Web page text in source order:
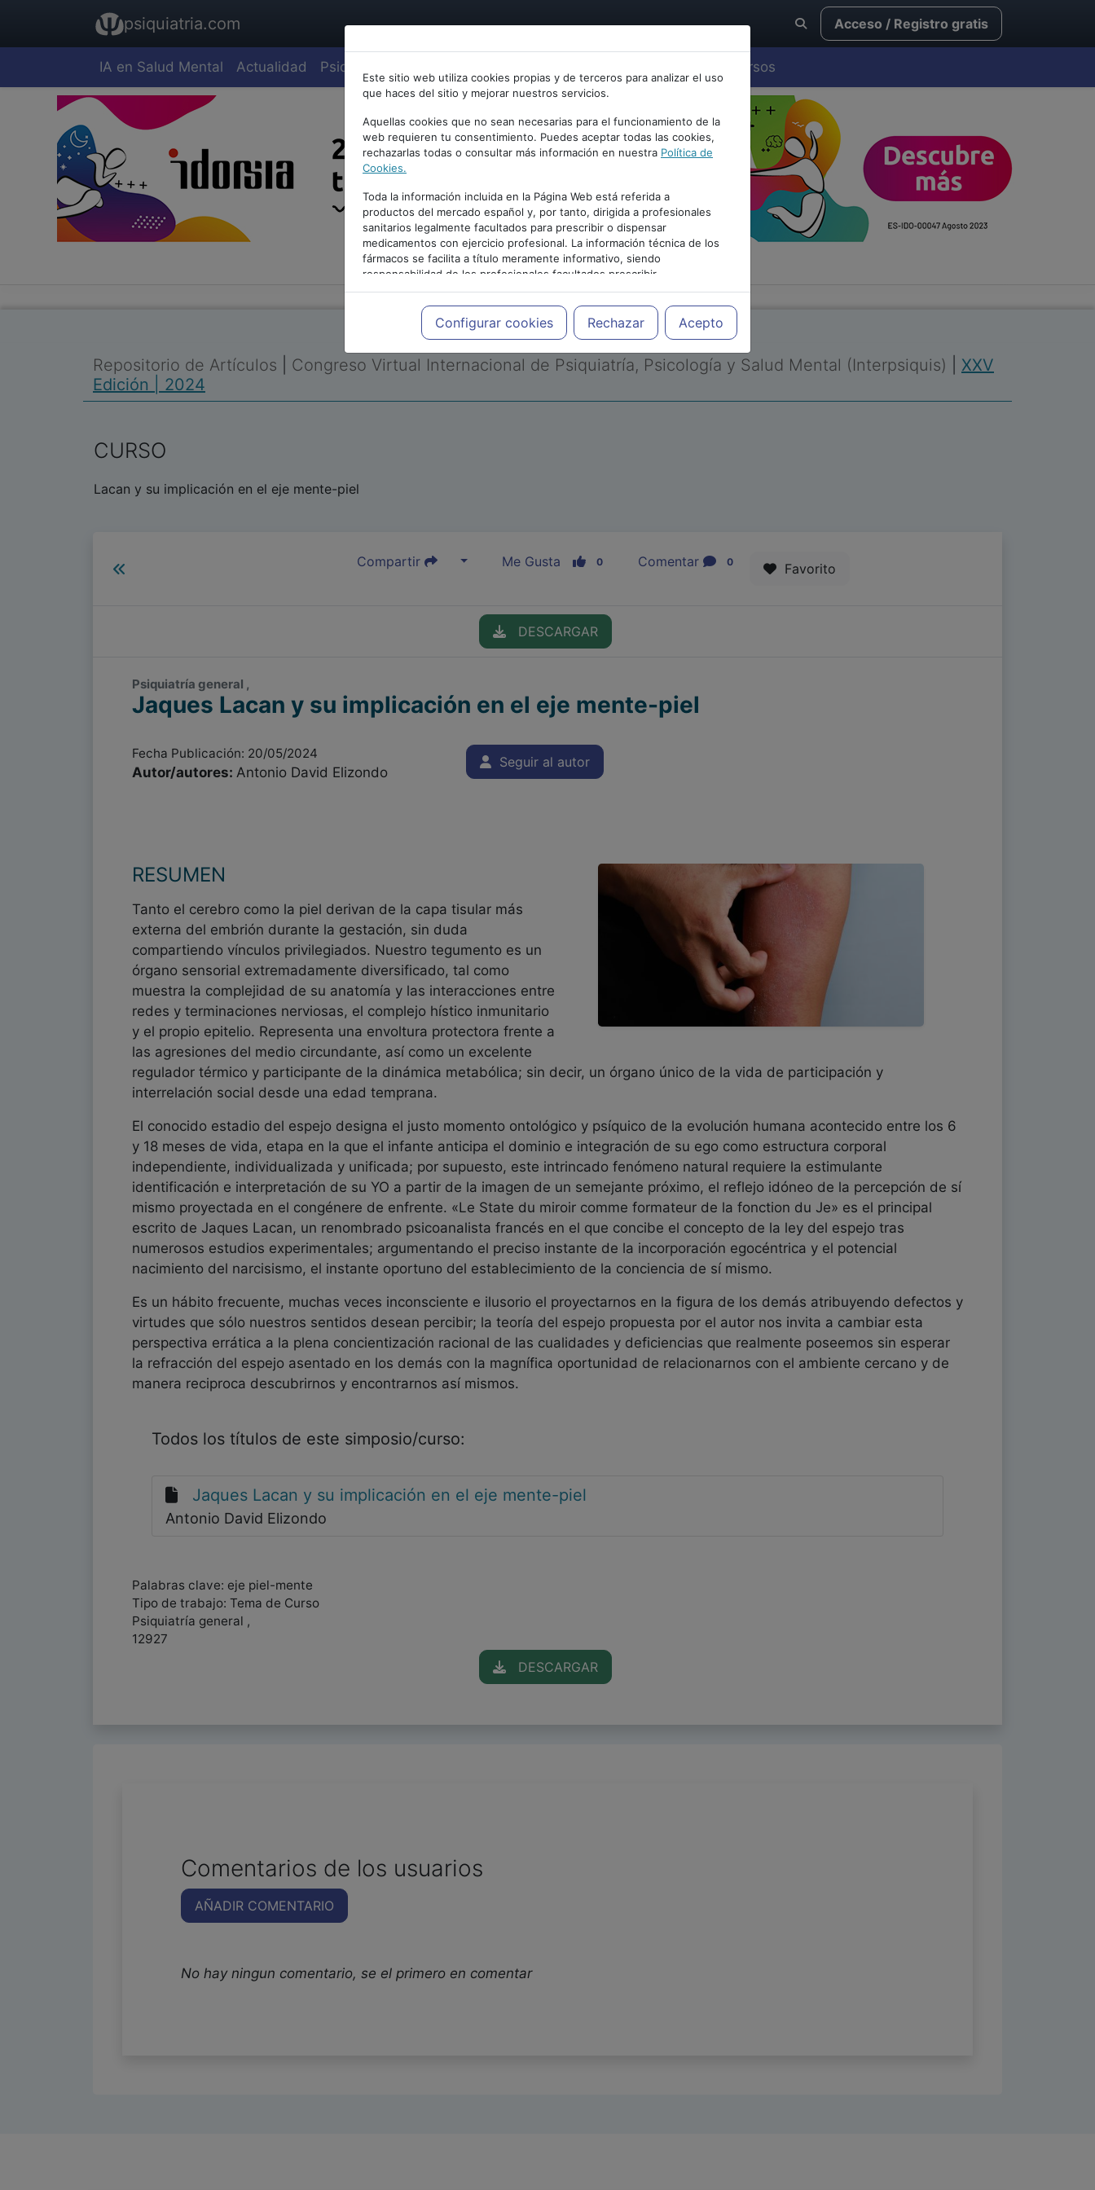
psiquiatria.com Acceso / Registro gratis
IA en Salud Mental Actualidad Psiquiatría Cursos
Este sitio web utiliza cookies propias y de terceros para analizar el uso
que haces del sitio y mejorar nuestros servicios.
Aquellas cookies que no sean necesarias para el funcionamiento de la
web requieren tu consentimiento. Puedes aceptar todas las cookies,
rechazarlas todas o consultar más información en nuestra Política de
Cookies.
Toda la información incluida en la Página Web está referida a
productos del mercado español y, por tanto, dirigida a profesionales
sanitarios legalmente facultados para prescribir o dispensar
medicamentos con ejercicio profesional. La información técnica de los
fármacos se facilita a título meramente informativo, siendo
responsabilidad de los profesionales facultados prescribir
medicamentos y decidir, en cada caso concreto, el tratamiento más
adecuado a las necesidades del paciente.
Configurar cookies Rechazar Acepto
PUBLICIDAD
Repositorio de Artículos Congreso Virtual Internacional de Psiquiatría, Psicología y Salud Mental (Interpsiquis)
XXV
Edición | 2024
CURSO
Lacan y su implicación en el eje mente-piel
Compartir Me Gusta 0 Comentar 0 Favorito
DESCARGAR
Psiquiatría general ,
Jaques Lacan y su implicación en el eje mente-piel
Fecha Publicación: 20/05/2024
Autor/autores: Antonio David Elizondo
Seguir al autor
RESUMEN
Tanto el cerebro como la piel derivan de la capa tisular más
externa del embrión durante la gestación, sin duda
compartiendo vínculos privilegiados. Nuestro tegumento es un
órgano sensorial extremadamente diversificado, tal como
muestra la complejidad de su anatomía y las interacciones entre
redes y terminaciones nerviosas, el complejo hístico inmunitario
y el propio epitelio. Representa una envoltura protectora frente a
las agresiones del medio circundante, así como un excelente
regulador térmico y participante de la dinámica metabólica; sin decir, un órgano único de la vida de participación y
interrelación social desde una edad temprana.
El conocido estadio del espejo designa el justo momento ontológico y psíquico de la evolución humana acontecido entre los 6
y 18 meses de vida, etapa en la que el infante anticipa el dominio e integración de su ego como estructura corporal
independiente, individualizada y unificada; por supuesto, este intrincado fenómeno natural requiere la estimulante
identificación e interpretación de su YO a partir de la imagen de un semejante próximo, el reflejo idóneo de la percepción de sí
mismo proyectada en el congénere de enfrente. «Le State du miroir comme formateur de la fonction du Je» es el principal
escrito de Jaques Lacan, un renombrado psicoanalista francés en el que concibe el concepto de la ley del espejo tras
numerosos estudios experimentales; argumentando el preciso instante de la incorporación egocéntrica y el potencial
nacimiento del narcisismo, el instante oportuno del establecimiento de la conciencia de sí mismo.
Es un hábito frecuente, muchas veces inconsciente e ilusorio el proyectarnos en la figura de los demás atribuyendo defectos y
virtudes que sólo nuestros sentidos desean percibir; la teoría del espejo propuesta por el autor nos invita a cambiar esta
perspectiva errática a la plena concientización racional de las cualidades y deficiencias que realmente poseemos sin esperar
la refracción del espejo asentado en los demás con la magnífica oportunidad de relacionarnos con el ambiente cercano y de
manera reciproca descubrirnos y encontrarnos así mismos.
Todos los títulos de este simposio/curso:
Jaques Lacan y su implicación en el eje mente-piel
Antonio David Elizondo
Palabras clave: eje piel-mente
Tipo de trabajo: Tema de Curso
Psiquiatría general ,
12927
DESCARGAR
Comentarios de los usuarios
AÑADIR COMENTARIO
No hay ningun comentario, se el primero en comentar